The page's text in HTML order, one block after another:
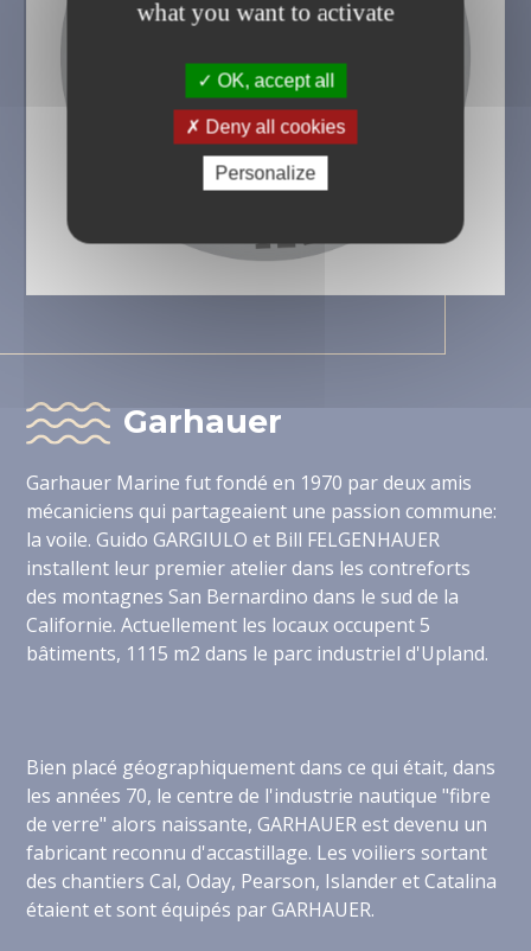
Garhauer
Garhauer Marine fut fondé en 1970 par deux amis
mécaniciens qui partageaient une passion commune:
la voile. Guido GARGIULO et Bill FELGENHAUER
installent leur premier atelier dans les contreforts
des montagnes San Bernardino dans le sud de la
Californie. Actuellement les locaux occupent 5
bâtiments, 1115 m2 dans le parc industriel d'Upland.
Bien placé géographiquement dans ce qui était, dans
les années 70, le centre de l'industrie nautique "fibre
de verre" alors naissante, GARHAUER est devenu un
fabricant reconnu d'accastillage. Les voiliers sortant
des chantiers Cal, Oday, Pearson, Islander et Catalina
étaient et sont équipés par GARHAUER.
what you want to activate
OK, accept all
Deny all cookies
Personalize